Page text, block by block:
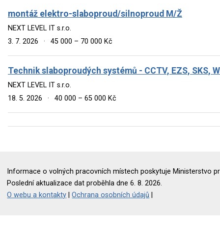
montáž elektro-slaboproud/silnoproud M/Ž
NEXT LEVEL IT s.r.o.
3. 7. 2026
· 45 000 – 70 000 Kč
Technik slaboproudých systémů - CCTV, EZS, SKS,
NEXT LEVEL IT s.r.o.
18. 5. 2026
· 40 000 – 65 000 Kč
Informace o volných pracovních místech poskytuje Ministerstvo
Poslední aktualizace dat proběhla dne 6. 8. 2026.
O webu a kontakty |Ochrana osobních údajů